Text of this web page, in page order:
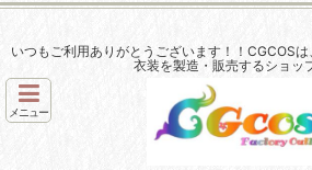
いつもご利用ありがとうございます！！CGCOS
衣装を製造・販売するショッ
メニュー